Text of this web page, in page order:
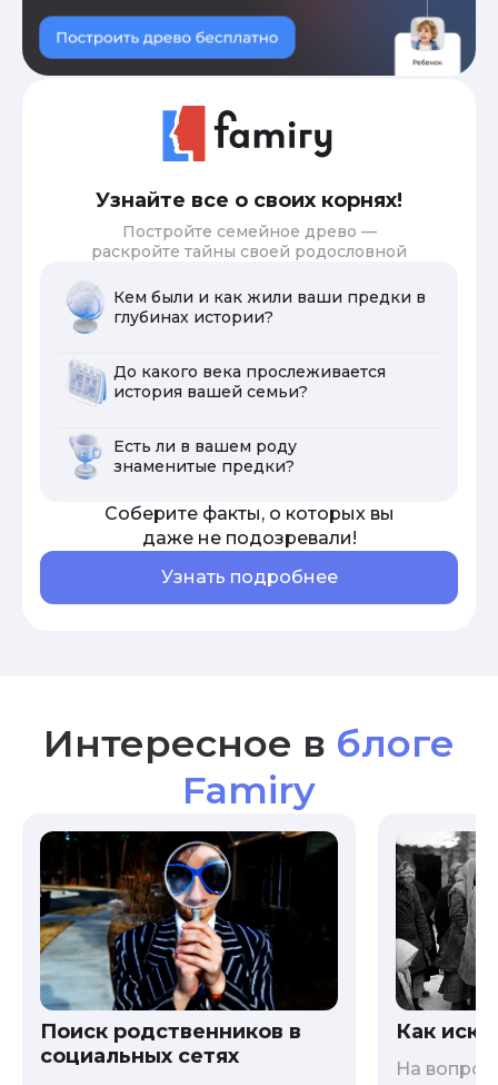
Узнайте все о своих корнях!
Постройте семейное древо —
раскройте тайны своей родословной
Кем были и как жили ваши предки в
глубинах истории?
До какого века прослеживается
история вашей семьи?
Есть ли в вашем роду
знаменитые предки?
Соберите факты, о которых вы
даже не подозревали!
Узнать подробнее
Интересное в блоге
Famiry
Поиск родственников в
социальных сетях
Как
На вопрос